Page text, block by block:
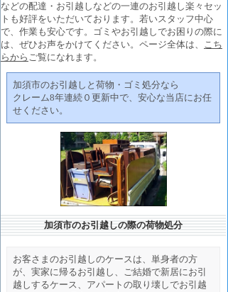
などの配達・お引越しなどの一連のお引越し楽々セッ
トも好評をいただいております。若いスタッフ中心
で、作業も安心です。ゴミやお引越しでお困りの際に
は、ぜひお声をかけてください。ページ全体は、 こち
らから ご覧になれます。
加須市のお引越しと荷物・ゴミ処分なら
クレーム8年連続０更新中で、安心な当店にお任
せください。
加須市のお引越しの際の荷物処分
お客さまのお引越しのケースは、単身者の方
が、実家に帰るお引越し、ご結婚で新居にお引
越しするケース、アパートの取り壊しでお引越